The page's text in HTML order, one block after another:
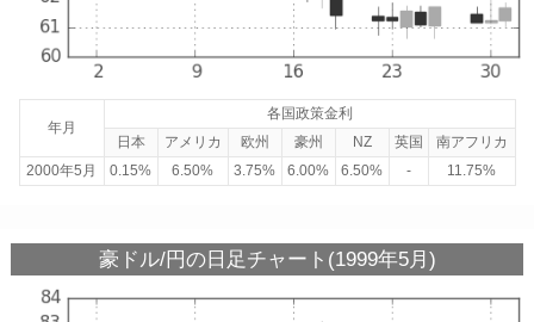
年月
各国政策金利
日本
アメリカ 欧州 豪州 NZ 英国
南アフリカ
2000年5月
0.15% 6.50% 3.75% 6.00% 6.50% - 11.75%
豪ドル/円の日足チャート(1999年5月)